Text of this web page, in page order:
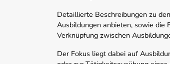
Detaillierte Beschreibungen zu
Ausbildungen anbieten, sowie die
Verknüpfung zwischen
Der Fokus liegt dabei auf